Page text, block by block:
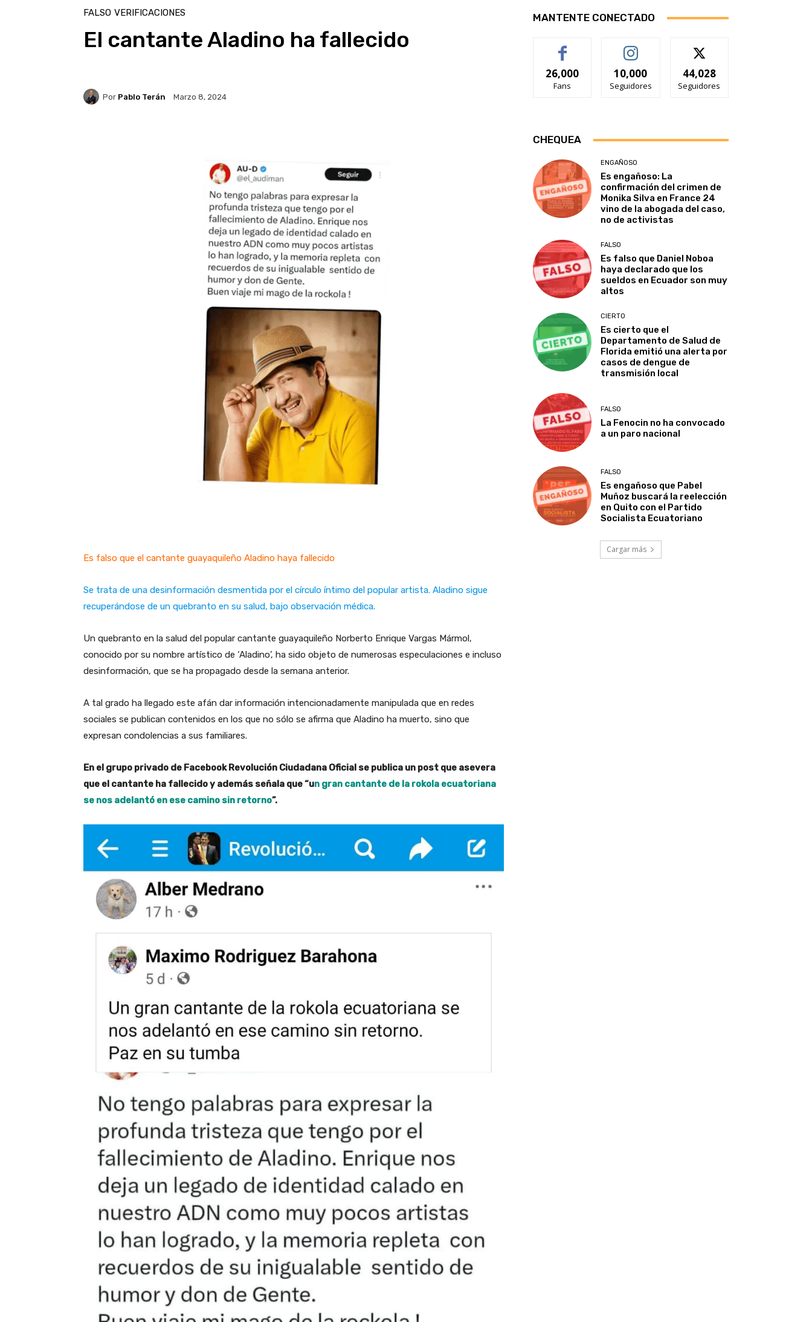
FALSO VERIFICACIONES
El cantante Aladino ha fallecido
Por Pablo Terán Marzo 8, 2024
Es falso que el cantante guayaquileño Aladino haya fallecido
Se trata de una desinformación desmentida por el círculo íntimo del popular artista. Aladino sigue
recuperándose de un quebranto en su salud, bajo observación médica.
Un quebranto en la salud del popular cantante guayaquileño Norberto Enrique Vargas Mármol,
conocido por su nombre artístico de ‘Aladino’, ha sido objeto de numerosas especulaciones e incluso
desinformación, que se ha propagado desde la semana anterior.
A tal grado ha llegado este afán dar información intencionadamente manipulada que en redes
sociales se publican contenidos en los que no sólo se afirma que Aladino ha muerto, sino que
expresan condolencias a sus familiares.
En el grupo privado de Facebook Revolución Ciudadana Oficial se publica un post que asevera
que el cantante ha fallecido y además señala que “un gran cantante de la rokola ecuatoriana
se nos adelantó en ese camino sin retorno”.
MANTENTE CONECTADO
26,000
Fans
10,000
Seguidores
44,028
Seguidores
CHEQUEA
ENGAÑOSO
Es engañoso: La
confirmación del crimen de
Monika Silva en France 24
vino de la abogada del caso,
no de activistas
FALSO
Es falso que Daniel Noboa
haya declarado que los
sueldos en Ecuador son muy
altos
CIERTO
Es cierto que el
Departamento de Salud de
Florida emitió una alerta por
casos de dengue de
transmisión local
FALSO
La Fenocin no ha convocado
a un paro nacional
FALSO
Es engañoso que Pabel
Muñoz buscará la reelección
en Quito con el Partido
Socialista Ecuatoriano
Cargar más